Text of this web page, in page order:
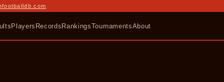
Players RecordsRankingsTournamentsAbout